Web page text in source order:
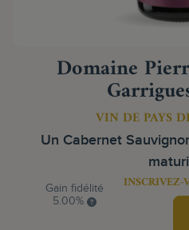
Domaine
VIN DE PAYS
Un Cabernet
Gain fidélité
5.00%
INSCRIVEZ-